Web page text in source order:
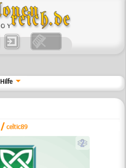
Hilfe
/celtic89
b